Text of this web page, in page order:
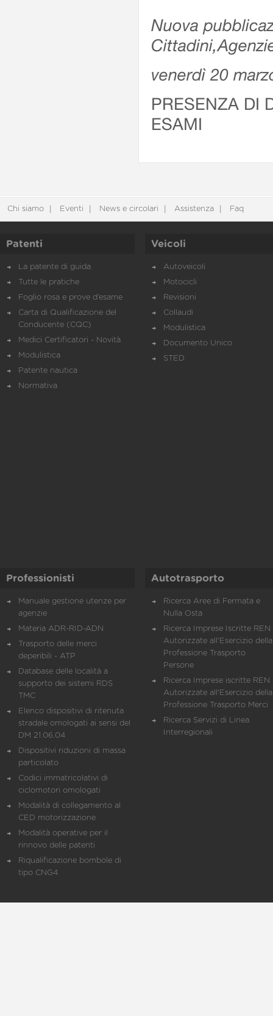
Nuova
venerdì 20
PRESENZA DI
ESAMI
Chi siamo Eventi News e circolari Assistenza Faq
Patenti
La patente di guida
Tutte le pratiche
Foglio rosa e prove d’esame
Carta di Qualificazione del
Conducente (CQC)
Medici Certificatori - Novità
Modulistica
Patente nautica
Normativa
Veicoli
Autoveicoli
Motocicli
Revisioni
Collaudi
Modulistica
Documento Unico
STED
Professionisti
Manuale gestione utenze per
agenzie
Materia ADR-RID-ADN
Trasporto delle merci
deperibili - ATP
Database delle località a
supporto dei sistemi RDS
TMC
Elenco dispositivi di ritenuta
stradale omologati ai sensi del
DM 21.06.04
Dispositivi riduzioni di massa
particolato
Codici immatricolativi di
ciclomotori omologati
Modalità di collegamento al
CED motorizzazione
Modalità operative per il
rinnovo delle patenti
Riqualificazione bombole di
tipo CNG4
Autotrasporto
Ricerca Aree di Fermata e
Nulla Osta
Ricerca Imprese Iscritte REN
Autorizzate all'Esercizio della
Professione Trasporto
Persone
Ricerca Imprese iscritte REN
Autorizzate all'Esercizio della
Professione Trasporto Merci
Ricerca Servizi di Linea
Interregionali